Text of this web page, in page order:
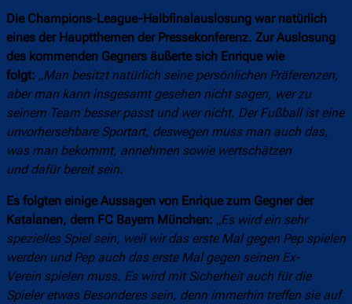
Die Champions-League-Halbfinalauslosung war natürlich
eines der Hauptthemen der Pressekonferenz. Zur Auslosung
des kommenden Gegners äußerte sich Enrique wie
folgt: „Man besitzt natürlich seine persönlichen Präferenzen,
aber man kann insgesamt gesehen nicht sagen, wer zu
seinem Team besser passt und wer nicht. Der Fußball ist eine
unvorhersehbare Sportart, deswegen muss man auch das,
was man bekommt, annehmen sowie wertschätzen
und dafür bereit sein.
Es folgten einige Aussagen von Enrique zum Gegner der
Katalanen, dem FC Bayern München: „Es wird ein sehr
spezielles Spiel sein, weil wir das erste Mal gegen Pep spielen
werden und Pep auch das erste Mal gegen seinen Ex-
Verein spielen muss. Es wird mit Sicherheit auch für die
Spieler etwas Besonderes sein, denn immerhin treffen sie auf